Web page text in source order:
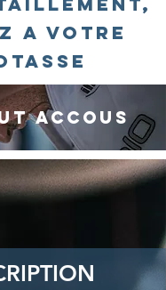
A VOTRE
Accous